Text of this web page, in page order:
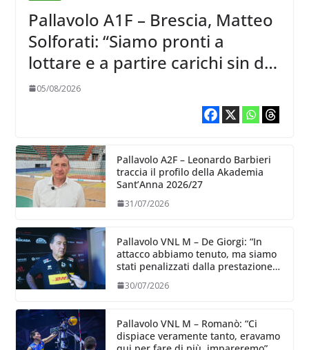
Pallavolo A1F – Brescia, Matteo
Solforati: “Siamo pronti a
lottare e a partire carichi sin dal
primo giorno”
05/08/2026
Pallavolo A2F – Leonardo Barbieri
traccia il profilo della Akademia
Sant’Anna 2026/27
31/07/2026
Pallavolo VNL M – De Giorgi: “In
attacco abbiamo tenuto, ma siamo
stati penalizzati dalla prestazione
in ricezione, è la prima volta”
30/07/2026
Pallavolo VNL M – Romanò: “Ci
dispiace veramente tanto, eravamo